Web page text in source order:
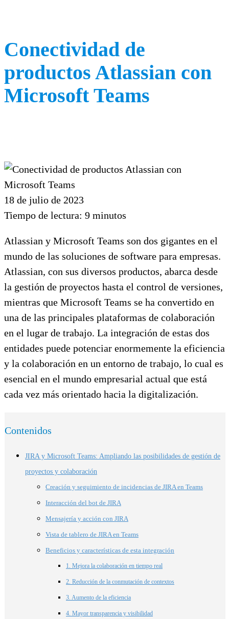
Conectividad de
productos Atlassian con
Microsoft Teams
18 de julio de 2023
Tiempo de lectura: 9 minutos
Atlassian y Microsoft Teams son dos gigantes en el
mundo de las soluciones de software para empresas.
Atlassian, con sus diversos productos, abarca desde
la gestión de proyectos hasta el control de versiones,
mientras que Microsoft Teams se ha convertido en
una de las principales plataformas de colaboración
en el lugar de trabajo. La integración de estas dos
entidades puede potenciar enormemente la eficiencia
y la colaboración en un entorno de trabajo, lo cual es
esencial en el mundo empresarial actual que está
cada vez más orientado hacia la digitalización.
Contenidos
JIRA y Microsoft Teams: Ampliando las posibilidades de gestión de
proyectos y colaboración
Creación y seguimiento de incidencias de JIRA en Teams
Interacción del bot de JIRA
Mensajería y acción con JIRA
Vista de tablero de JIRA en Teams
Beneficios y características de esta integración
1. Mejora la colaboración en tiempo real
2. Reducción de la conmutación de contextos
3. Aumento de la eficiencia
4. Mayor transparencia y visibilidad